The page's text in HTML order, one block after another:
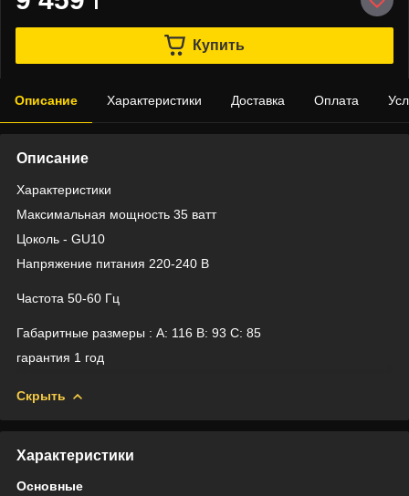
Купить
Описание Характеристики Доставка Оплата
Описание
Характеристики
Максимальная мощность 35 ватт
Цоколь - GU10
Напряжение питания 220-240 В
Частота 50-60 Гц
Габаритные размеры : A: 116 B: 93 C: 85
гарантия 1 год
Скрыть
Характеристики
Основные